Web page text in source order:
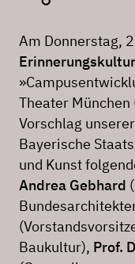
Am Donnerstag,
Erinnerungskultur
Theater
Vorschlag
Bayerische
und Kunst
Andrea Gebhard
Baukultur), Prof.